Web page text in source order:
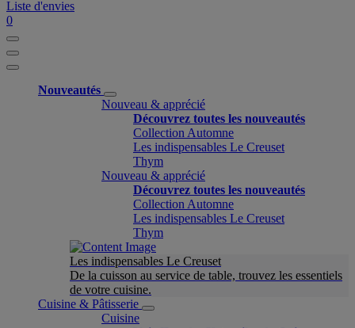
Liste d'envies
0
Nouveautés
Nouveau & apprécié
Découvrez toutes les nouveautés
Collection Automne
Les indispensables Le Creuset
Thym
Nouveau & apprécié
Découvrez toutes les nouveautés
Collection Automne
Les indispensables Le Creuset
Thym
Les indispensables Le Creuset
De la cuisson au service de table, trouvez les essentiels
de votre cuisine.
Cuisine & Pâtisserie
Cuisine